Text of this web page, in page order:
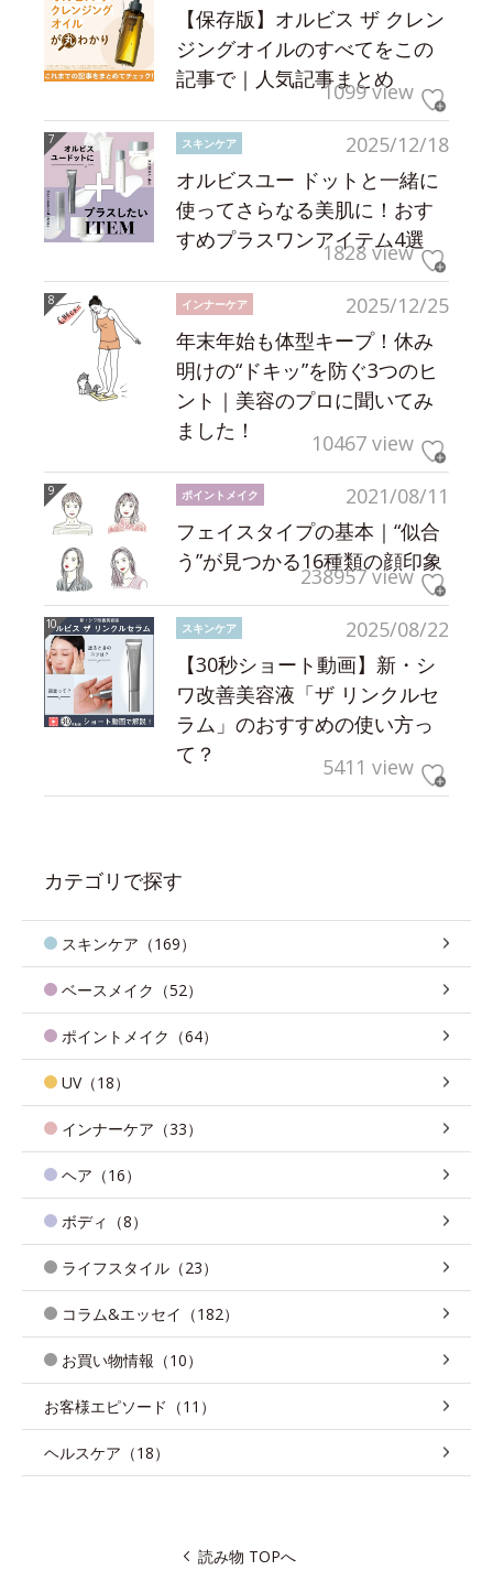
【保存版】オルビス ザ クレン
ジングオイルのすべてをこの
記事で｜人気記事まとめ
1099 view
2025/12/18
スキンケア
オルビスユー ドットと一緒に
使ってさらなる美肌に！おす
すめプラスワンアイテム4選
1828 view
2025/12/25
インナーケア
年末年始も体型キープ！休み
明けの“ドキッ”を防ぐ3つのヒ
ント｜美容のプロに聞いてみ
ました！
10467 view
2021/08/11
ポイントメイク
フェイスタイプの基本｜“似合
う”が見つかる16種類の顔印象
238957 view
2025/08/22
スキンケア
【30秒ショート動画】新・シ
ワ改善美容液「ザ リンクルセ
ラム」のおすすめの使い方っ
て？
5411 view
カテゴリで探す
スキンケア（169）
ベースメイク（52）
ポイントメイク（64）
UV（18）
インナーケア（33）
ヘア（16）
ボディ（8）
ライフスタイル（23）
コラム&エッセイ（182）
お買い物情報（10）
お客様エピソード（11）
ヘルスケア（18）
読み物 TOPへ